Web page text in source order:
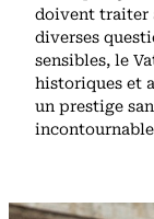
doivent traiter
diverses
sensibles, le
historiques et
un prestige